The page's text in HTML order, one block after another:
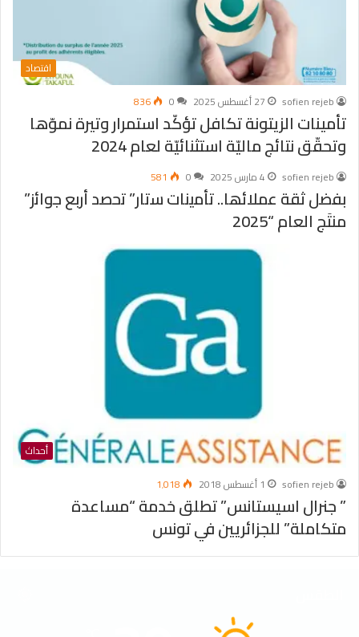
اقتصاد
sofien rejeb
27 أغسطس 2025 0
836
تأمينات الزيتونة تكافل تؤكّد استمرار وتيرة نموّها
وتحقّق نتائج ماليّة استثنائيّة لعام 2024
sofien rejeb 4 مارس 2025 0
581
ﺑﻔﺿل ﺛﻘﺔ ﻋﻣﻼﺋﮭﺎ.. ﺗﺄﻣﯾﻧﺎت ﺳﺗﺎر” ﺗﺣﺻد أرﺑﻊ ﺟواﺋز”
منتَج اﻟﻌﺎم “2025
أحداث
sofien rejeb
1 أغسطس 2018 1٬018
” جنرال اسيستانس” تطلق خدمة “مساعدة
متكاملة” للجزائريين في تونس